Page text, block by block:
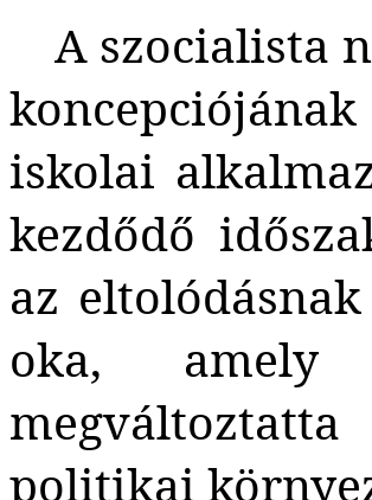
A szocialista
iskolai
kezdődő
az
oka, amely
politikai